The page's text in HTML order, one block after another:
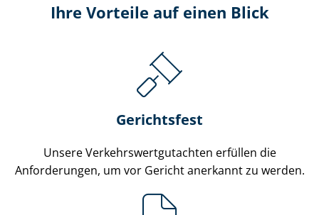
Ihre Vorteile auf einen Blick
Gerichtsfest
Unsere Ver­kehrs­wert­gut­ach­ten erfüllen die
Anforderungen, um vor Gericht anerkannt zu werden.